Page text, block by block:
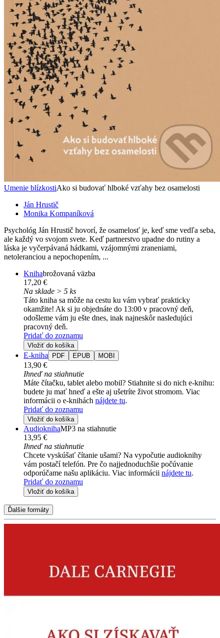
Umenie blízkostiAko si budovať hlboké vzťahy bez osamelosti
Ján Hrustič
Monika Kompaníková
Psychológ Ján Hrustič hovorí, že osamelosť je, keď sme vedľa seba,
ale každý vo svojom svete. Keď partnerstvo upadne do rutiny a
láska je vyčerpávaná hádkami, vzájomnými zraneniami,
netoleranciou a nepochopením, ...
Knihabrožovaná väzba
17,20 €
Na sklade > 5 ks
Táto kniha sa môže na cestu ku vám vybrať prakticky
okamžite! Ak si ju objednáte do 13:00 v pracovný deň,
odošleme vám ju ešte dnes, inak najneskôr nasledujúci
pracovný deň.
Pridať do zoznamu
Vložiť do košíka
E-kniha PDF EPUB MOBI
13,90 €
Ihneď na stiahnutie
Máte čítačku, tablet alebo mobil? Stiahnite si do nich e-knihu:
budete ju mať hneď a ešte aj ušetríte život stromom. Viac
informácii o e-knihách nájdete tu.
Pridať do zoznamu
Vložiť do košíka
AudioknihaMP3 na stiahnutie
13,95 €
Ihneď na stiahnutie
Chcete vyskúšať čítanie ušami? Na vypočutie audioknihy
vám postačí telefón. Pre čo najjednoduchšie počúvanie
odporúčame našu aplikáciu. Viac informácii nájdete tu.
Pridať do zoznamu
Vložiť do košíka
Ďalšie formáty